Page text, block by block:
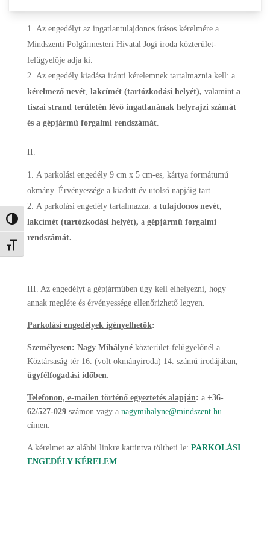
Nagy kontraszt váltása
Betűméret váltása
Az engedélyt az ingatlantulajdonos írásos kérelmére a
Mindszenti Polgármesteri Hivatal Jogi iroda közterület-
felügyelője adja ki.
Az engedély kiadása iránti kérelemnek tartalmaznia kell: a
kérelmező nevét, lakcímét (tartózkodási helyét), valaminta
tiszai strand területén lévő ingatlanának helyrajzi számát
és a gépjármű forgalmi rendszámát.
II.
A parkolási engedély 9 cm x 5 cm-es, kártya formátumú
okmány. Érvényessége a kiadott év utolsó napjáig tart.
A parkolási engedély tartalmazza: a tulajdonos nevét,
lakcímét (tartózkodási helyét), a gépjármű forgalmi
rendszámát.
III. Az engedélyt a gépjárműben úgy kell elhelyezni, hogy
annak megléte és érvényessége ellenőrizhető legyen.
Parkolási engedélyek igényelhetők:
Személyesen: Nagy Mihályné közterület-felügyelőnél a
Köztársaság tér 16. (volt okmányiroda) 14. számú irodájában,
ügyfélfogadási időben.
Telefonon, e-mailen történő egyeztetés alapján: a +36-
62/527-029 számon vagy a nagymihalyne@mindszent.hu
címen.
A kérelmet az alábbi linkre kattintva töltheti le: PARKOLÁSI
ENGEDÉLY KÉRELEM